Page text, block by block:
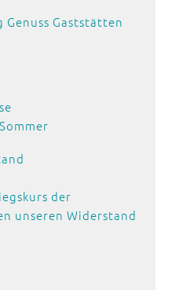
Gaststätten
der
unseren Widerstand